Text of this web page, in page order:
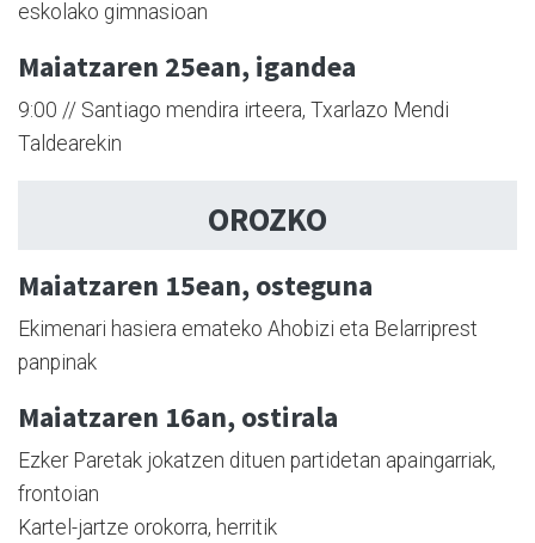
eskolako gimnasioan
Maiatzaren 25ean, igandea
9:00 // Santiago mendira irteera, Txarlazo Mendi
Taldearekin
OROZKO
Maiatzaren 15ean, osteguna
Ekimenari hasiera emateko Ahobizi eta Belarriprest
panpinak
Maiatzaren 16an, ostirala
Ezker Paretak jokatzen dituen partidetan apaingarriak,
frontoian
Kartel-jartze orokorra, herritik